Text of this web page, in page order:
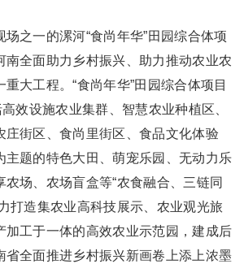
之一的漯河“食尚年华”田园综合体项
南全面助力乡村振兴、助力推动农业农
大工程。“食尚年华”田园综合体项目
效设施农业集群、智慧农业种植区、
庄街区、食尚里街区、食品文化体验
主题的特色大田、萌宠乐园、无动力乐
农场、农场盲盒等“农食融合、三链同
打造集农业高科技展示、农业观光旅
加工于一体的高效农业示范园，建成后
省全面推进乡村振兴新画卷上添上浓墨